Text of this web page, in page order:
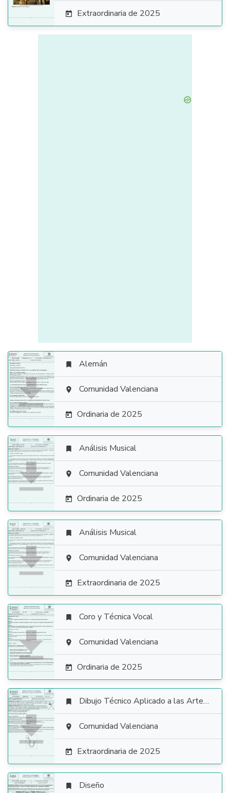
 Extraordinaria de 2025

 Alemán
 Comunidad Valenciana
 Ordinaria de 2025

 Análisis Musical
 Comunidad Valenciana
 Ordinaria de 2025

 Análisis Musical
 Comunidad Valenciana
 Extraordinaria de 2025

 Coro y Técnica Vocal
 Comunidad Valenciana
 Ordinaria de 2025

 Dibujo Técnico Aplicado a las Artes Plásticas y al Diseño II
 Comunidad Valenciana
 Extraordinaria de 2025
 Diseño